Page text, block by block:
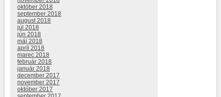
október 2018
september 2018
august 2018
júl 2018
jún 2018
máj 2018
apríl 2018
marec 2018
február 2018
január 2018
december 2017
november 2017
október 2017